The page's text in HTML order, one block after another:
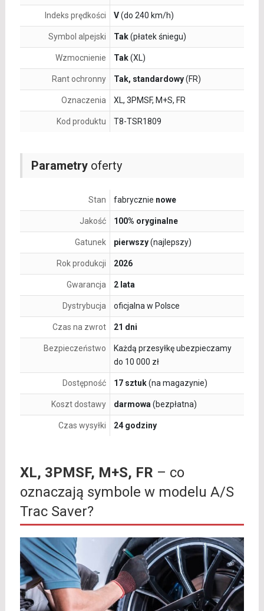
Parametryoferty
Stan fabrycznie nowe
Jakość 100% oryginalne
Gatunek pierwszy(najlepszy)
Rok produkcji 2026
Gwarancja 2 lata
Dystrybucja oficjalna w Polsce
Czas na zwrot 21 dni
Bezpieczeństwo
Każdą przesyłkę ubezpieczamy
do 10 000 zł
Dostępność 17 sztuk(na magazynie)
Koszt dostawy darmowa (bezpłatna)
Czas wysyłki 24 godziny
Indeks prędkości V(do 240 km/h)
Symbol alpejski Tak(płatek śniegu)
Wzmocnienie Tak(XL)
Rant ochronny Tak, standardowy(FR)
Oznaczenia XL, 3PMSF, M+S, FR
Kod produktu T8-TSR1809
XL, 3PMSF, M+S, FR – co
oznaczają symbole w modelu A/S
Trac Saver?